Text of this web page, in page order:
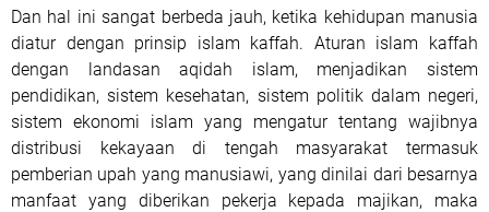
Dan hal ini sangat berbeda jauh, ketika kehidupan manusia
diatur dengan prinsip islam kaffah. Aturan islam kaffah
dengan landasan aqidah islam, menjadikan sistem
pendidikan, sistem kesehatan, sistem politik dalam negeri,
sistem ekonomi islam yang mengatur tentang wajibnya
distribusi kekayaan di tengah masyarakat termasuk
pemberian upah yang manusiawi, yang dinilai dari besarnya
manfaat yang diberikan pekerja kepada majikan, maka